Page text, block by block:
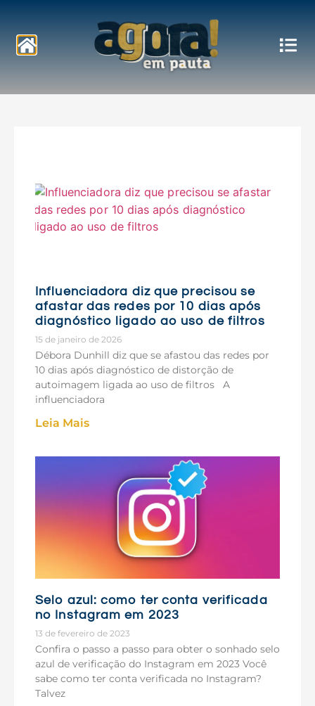
Notícias
Influenciadora diz que precisou se
afastar das redes por 10 dias após
diagnóstico ligado ao uso de filtros
15 de janeiro de 2026
Débora Dunhill diz que se afastou das redes por
10 dias após diagnóstico de distorção de
autoimagem ligada ao uso de filtros A
influenciadora
Leia Mais
Selo azul: como ter conta verificada
no Instagram em 2023
13 de fevereiro de 2023
Confira o passo a passo para obter o sonhado selo
azul de verificação do Instagram em 2023 Você
sabe como ter conta verificada no Instagram?
Talvez